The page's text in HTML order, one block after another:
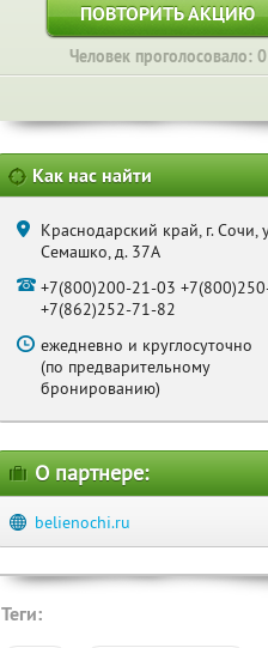
ПОВТОРИТЬ АКЦИЮ
Человек проголосовало: 0
Как нас найти
Краснодарский край, г. Сочи,
Семашко, д. 37А
+7(800)200-21-03
+7(862)252-71-82
ежедневно и круглосуточно
(по предварительному
бронированию)
О партнере:
belienochi.ru
Теги: